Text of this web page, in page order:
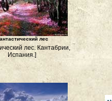
лес
лес. Кантабрии,
Испания.]